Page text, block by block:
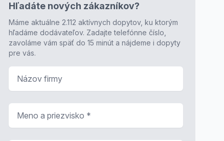
Hľadáte nových zákazníkov?
Máme aktuálne 2.112 aktívnych dopytov, ku ktorým
hľadáme dodávateľov. Zadajte telefónne číslo,
zavoláme vám späť do 15 minút a nájdeme i dopyty
pre vás.